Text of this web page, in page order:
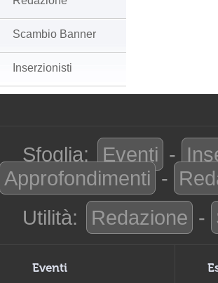
Scambio Banner
Inserzionisti
Sfoglia: Eventi -
Approfondimenti -
Utilità:
Redazione -
Eventi